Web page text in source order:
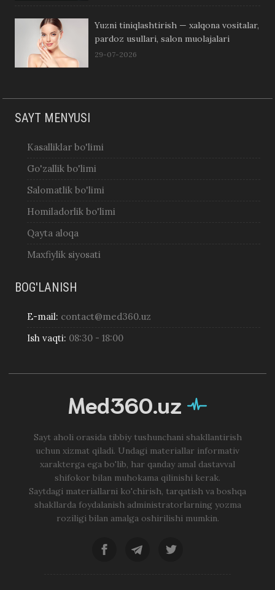
Yuzni tiniqlashtirish — xalqona vositalar,
pardoz usullari, salon muolajalari
29-07-2026
Med360.uz
Sayt aholi orasida tibbiy tushunchani shakllantirish
uchun xizmat qiladi. Undagi materiallar informativ
xarakterga ega bo'lib, har qanday amal dastavval
shifokor bilan muhokama qilinishi kerak.
Saytdagi materiallarni ko'chirish, tarqatish va boshqa
shakllarda foydalanish administratorlarning yozma
roziligi bilan amalga oshirilishi mumkin.
SAYT MENYUSI
Kasalliklar bo'limi
Go'zallik bo'limi
Salomatlik bo'limi
Homiladorlik bo'limi
Qayta aloqa
Maxfiylik siyosati
BOG'LANISH
E-mail: contact@med360.uz
Ish vaqti: 08:30 - 18:00